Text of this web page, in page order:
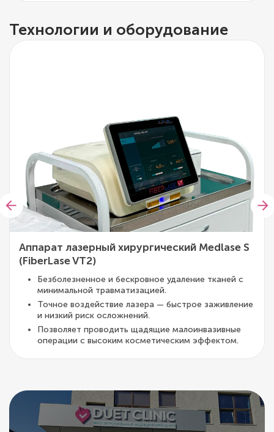
Технологии и оборудование
Аппарат лазерный хирургический Medlase S
(FiberLase VT2)
Безболезненное и бескровное удаление тканей с
минимальной травматизацией.
Точное воздействие лазера — быстрое заживление
и низкий риск осложнений.
Позволяет проводить щадящие малоинвазивные
операции с высоким косметическим эффектом.